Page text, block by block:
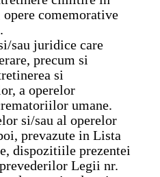
comemorative
sau juridice care
precum si
si
a operelor
umane.
si/sau al operelor
prevazute in Lista
dispozitiile prezentei
Legii nr.